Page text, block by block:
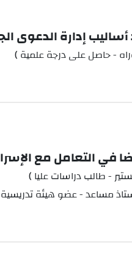
إدارة الدعوى
- حاصل على درجة علمية )
في التعامل مع
- طالب دراسات عليا )
مساعد - عضو هيئة